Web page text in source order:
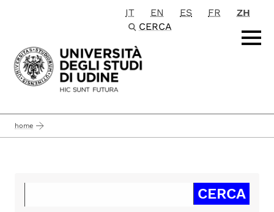
Passa al contenuto principale
IT EN ES FR
ZH
CERCA
home